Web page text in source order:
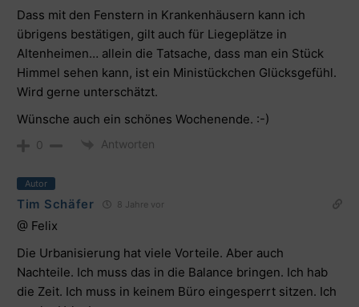
Dass mit den Fenstern in Krankenhäusern kann ich
übrigens bestätigen, gilt auch für Liegeplätze in
Altenheimen… allein die Tatsache, dass man ein Stück
Himmel sehen kann, ist ein Ministückchen Glücksgefühl.
Wird gerne unterschätzt.
Wünsche auch ein schönes Wochenende. :-)
0 Antworten
Autor
Tim Schäfer 8 Jahre vor
@ Felix
Die Urbanisierung hat viele Vorteile. Aber auch
Nachteile. Ich muss das in die Balance bringen. Ich hab
die Zeit. Ich muss in keinem Büro eingesperrt sitzen. Ich